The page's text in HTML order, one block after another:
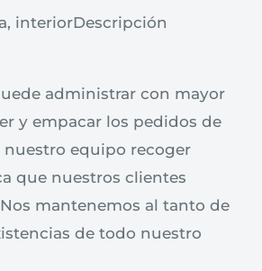
administrar con mayor
y empacar los pedidos de
nuestro equipo recoger
que nuestros clientes
mantenemos al tanto de
de todo nuestro